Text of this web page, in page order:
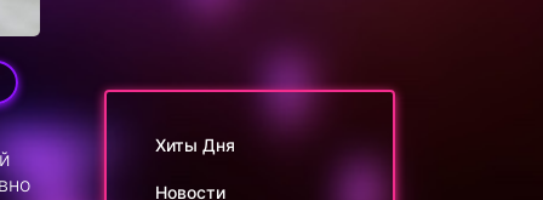
Хиты Дня
Новости